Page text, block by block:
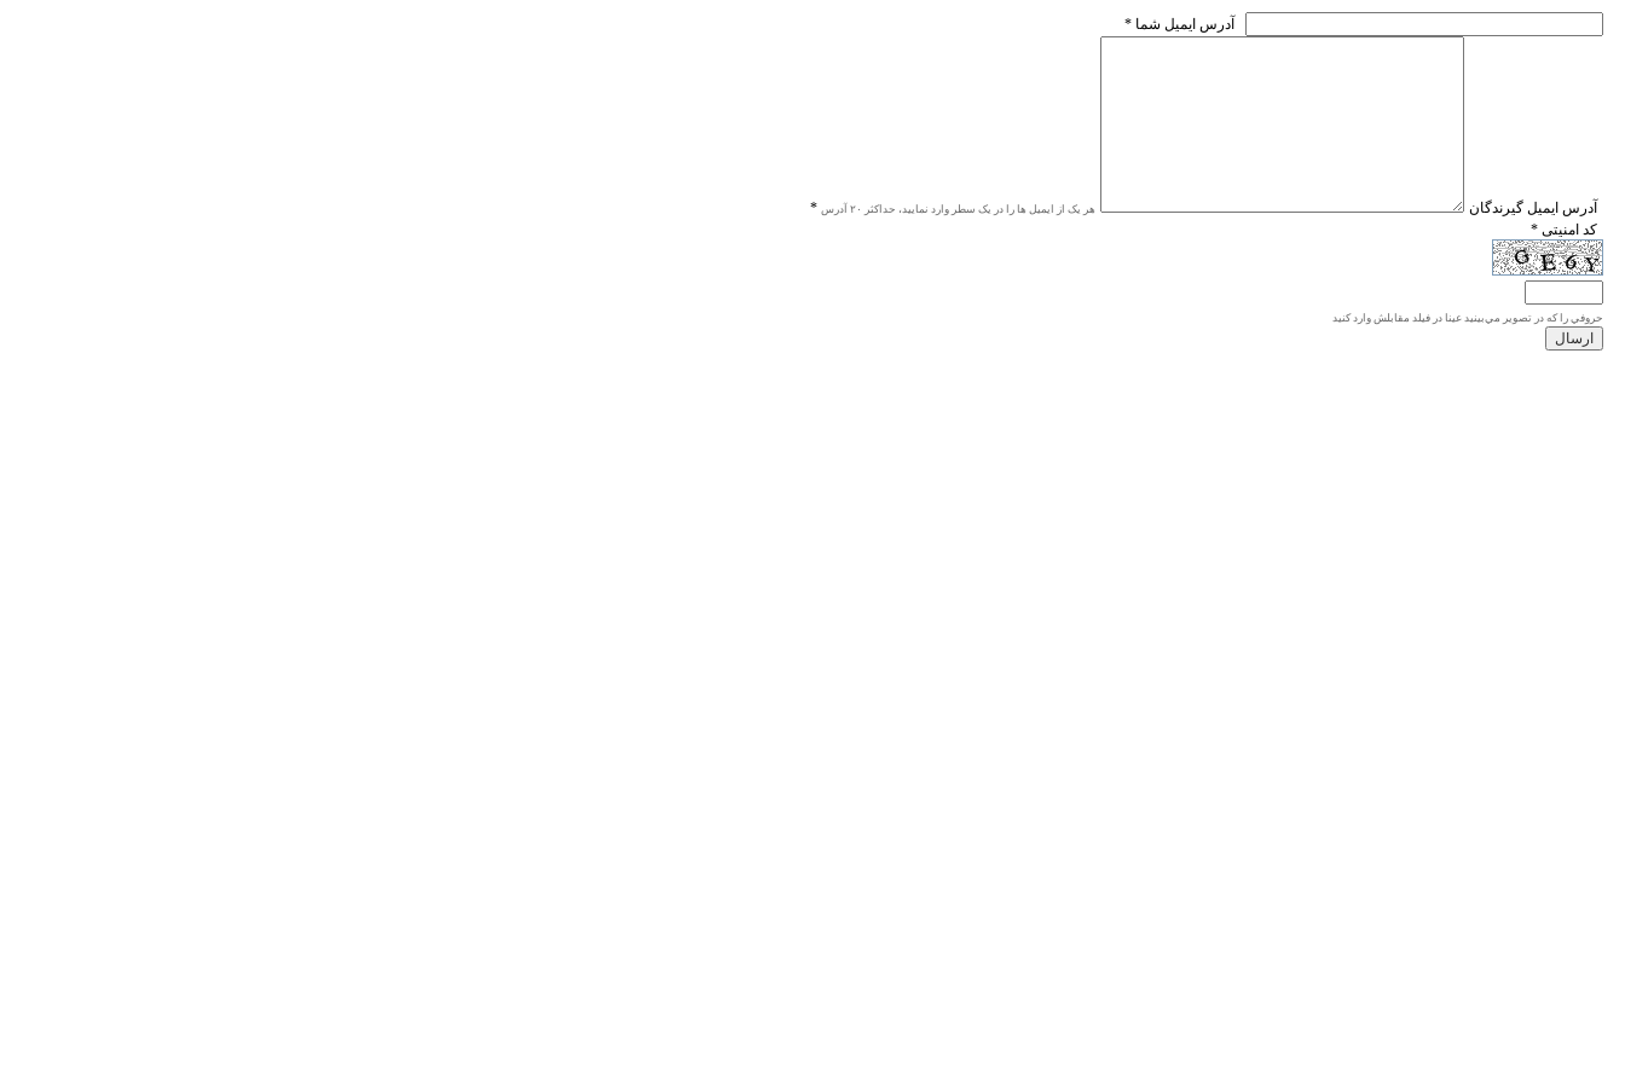
* آدرس ايميل شما
* آدرس ايميل گيرندگان هر یک از ایمیل ها را در یک سطر وارد نمایید، حداکثر ۲۰ آدرس
* کد امنیتی
حروفي را كه در تصوير مي‌بينيد عينا در فيلد مقابلش وارد كنيد